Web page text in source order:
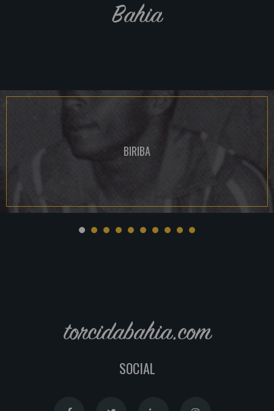
Bahia
BIRIBA
torcidabahia.com
SOCIAL